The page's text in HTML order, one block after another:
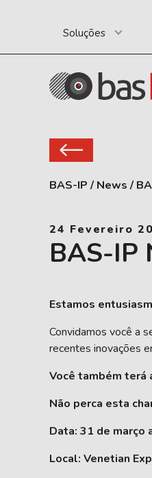
Soluções
BAS-IP / News /
24 Fevereiro
BAS-IP
Estamos
Convidamos você a
recentes inovações
Você também terá
Não perca esta
Data: 31 de março
Local: Venetian